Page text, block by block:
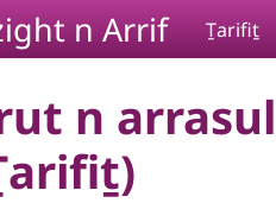
n Arrif Ṯarifiṯ
n